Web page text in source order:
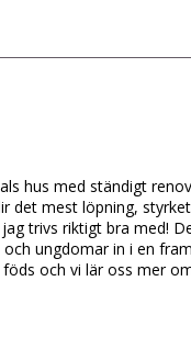
hus med ständigt
mest löpning,
trivs riktigt bra med!
ungdomar in i en
och vi lär oss mer